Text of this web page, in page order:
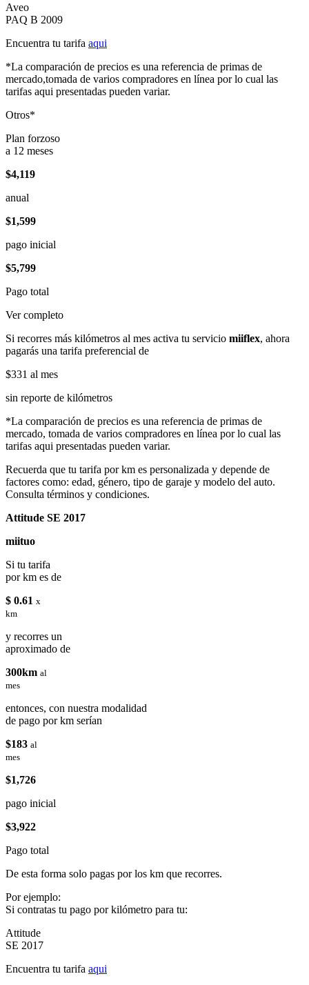
Aveo
PAQ B 2009
Encuentra tu tarifa aqui
*La comparación de precios es una referencia de primas de
mercado,tomada de varios compradores en línea por lo cual las
tarifas aqui presentadas pueden variar.
Otros*
Plan forzoso
a 12 meses
$4,119
anual
$1,599
pago inicial
$5,799
Pago total
Ver completo
Si recorres más kilómetros al mes activa tu servicio miiflex, ahora
pagarás una tarifa preferencial de
$331 al mes
sin reporte de kilómetros
*La comparación de precios es una referencia de primas de
mercado, tomada de varios compradores en línea por lo cual las
tarifas aqui presentadas pueden variar.
Recuerda que tu tarifa por km es personalizada y depende de
factores como: edad, género, tipo de garaje y modelo del auto.
Consulta términos y condiciones.
Attitude SE 2017
miituo
Si tu tarifa
por km es de
$ 0.61 x
km
y recorres un
aproximado de
300km al
mes
entonces, con nuestra modalidad
de pago por km serían
$183 al
mes
$1,726
pago inicial
$3,922
Pago total
De esta forma solo pagas por los km que recorres.
Por ejemplo:
Si contratas tu pago por kilómetro para tu:
Attitude
SE 2017
Encuentra tu tarifa aqui